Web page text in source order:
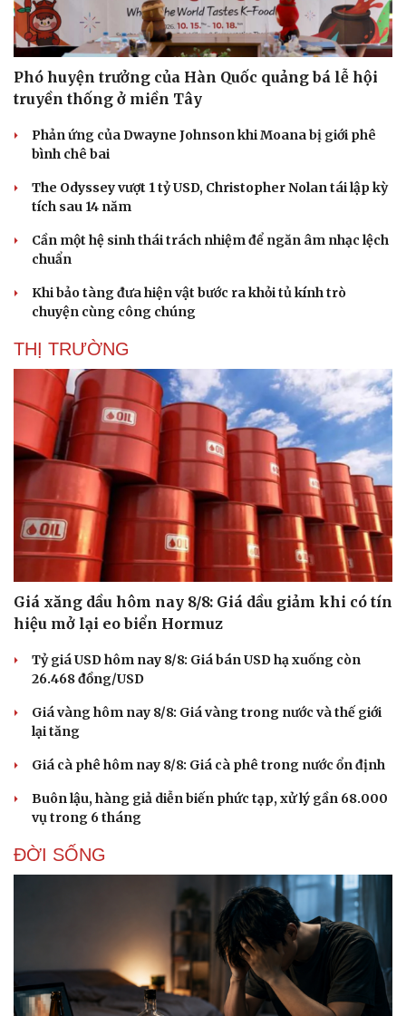
Cải chính
Phó huyện trưởng của Hàn Quốc quảng bá lễ hội
truyền thống ở miền Tây
Phản ứng của Dwayne Johnson khi Moana bị giới phê
bình chê bai
The Odyssey vượt 1 tỷ USD, Christopher Nolan tái lập kỳ
tích sau 14 năm
Cần một hệ sinh thái trách nhiệm để ngăn âm nhạc lệch
chuẩn
Khi bảo tàng đưa hiện vật bước ra khỏi tủ kính trò
chuyện cùng công chúng
THỊ TRƯỜNG
Giá xăng dầu hôm nay 8/8: Giá dầu giảm khi có tín
hiệu mở lại eo biển Hormuz
Tỷ giá USD hôm nay 8/8: Giá bán USD hạ xuống còn
26.468 đồng/USD
Giá vàng hôm nay 8/8: Giá vàng trong nước và thế giới
lại tăng
Giá cà phê hôm nay 8/8: Giá cà phê trong nước ổn định
Buôn lậu, hàng giả diễn biến phức tạp, xử lý gần 68.000
vụ trong 6 tháng
ĐỜI SỐNG